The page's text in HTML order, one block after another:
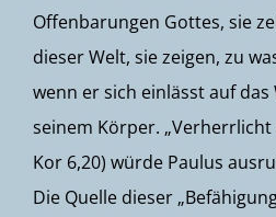
Offenbarungen Gottes, sie
dieser Welt, sie zeigen, zu
wenn er sich einlässt auf
seinem Körper. „Verherrlicht
Kor 6,20) würde Paulus
Die Quelle dieser